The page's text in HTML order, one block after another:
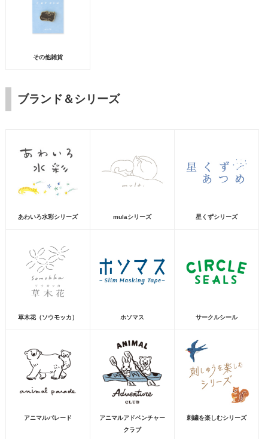
その他雑貨
ブランド＆シリーズ
あわいろ水彩シリーズ mulaシリーズ 星くずシリーズ
草木花（ソウモッカ） ホソマス サークルシール
アニマルパレード
アニマルアドベンチャー
クラブ
刺繍を楽しむシリーズ